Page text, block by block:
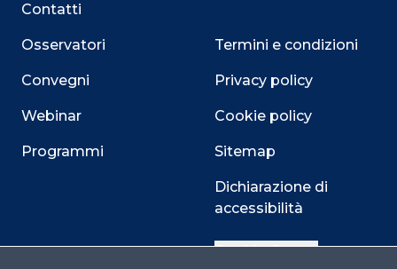
Contatti
Osservatori
Convegni
Webinar
Programmi
Termini e condizioni
Privacy policy
Cookie policy
Sitemap
Dichiarazione di
accessibilità
Cookie Center